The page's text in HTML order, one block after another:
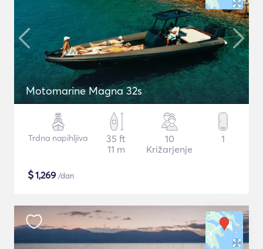
Motomarine Magna 32s
Trdna napihljiva
35 ft
11 m
10
Križarjenje
1
$1,269 /dan